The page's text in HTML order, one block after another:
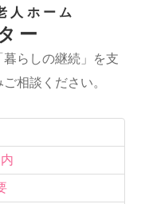
人ホーム
ー
らしの継続」を支
相談ください。